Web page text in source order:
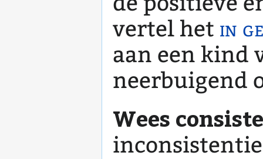
vertel het in
aan een kind
neerbuigend
Wees